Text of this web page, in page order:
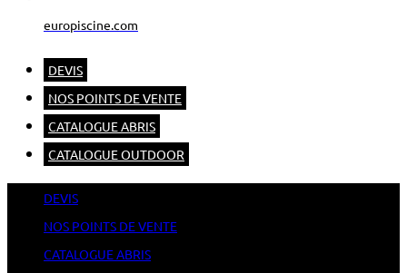
europiscine.com
DEVIS
NOS POINTS DE VENTE
CATALOGUE ABRIS
CATALOGUE OUTDOOR
DEVIS
NOS POINTS DE VENTE
CATALOGUE ABRIS